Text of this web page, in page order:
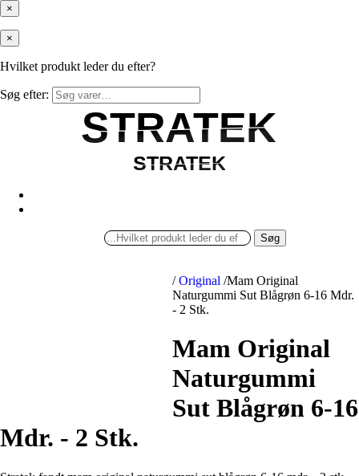
×
×
Hvilket produkt leder du efter?
Søg efter:
STRATEK
STRATEK
STRATEK
STRATEK
Søg
/ Original /Mam Original
Naturgummi Sut Blågrøn 6-16 Mdr.
- 2 Stk.
Mam Original
Naturgummi
Sut Blågrøn 6-16
Mdr. - 2 Stk.